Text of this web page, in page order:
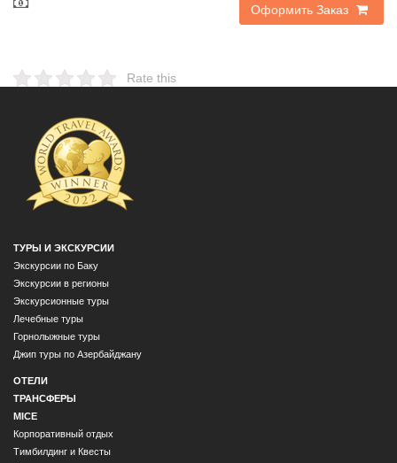
Оформить Заказ
Rate this
ТУРЫ И ЭКСКУРСИИ
Экскурсии по Баку
Экскурсии в регионы
Экскурсионные туры
Лечебные туры
Горнолыжные туры
Джип туры по Азербайджану
ОТЕЛИ
ТРАНСФЕРЫ
MICE
Корпоративный отдых
Тимбилдинг и Квесты